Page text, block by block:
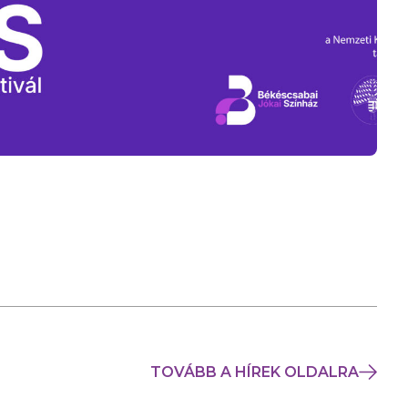
TOVÁBB A HÍREK OLDALRA